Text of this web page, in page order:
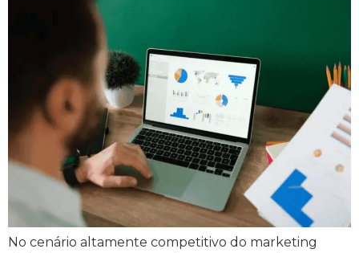
No cenário altamente competitivo do marketing